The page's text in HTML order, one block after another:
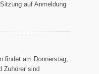
auf Anmeldung
findet am Donnerstag,
Zuhörer sind